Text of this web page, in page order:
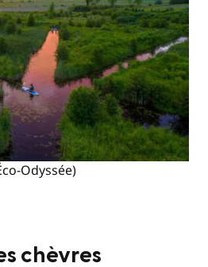
Odyssée)
chèvres